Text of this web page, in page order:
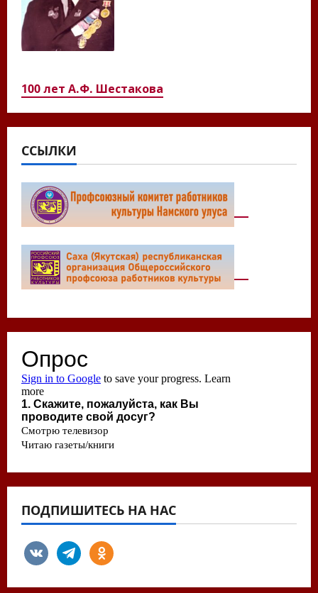
100 лет А.Ф. Шестакова
ССЫЛКИ
ПОДПИШИТЕСЬ НА НАС
vkontaktetelegramodnoklassniki